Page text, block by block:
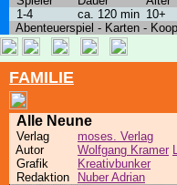
1-4
ca. 120 min 10+
Abenteuerspiel - Karten -
FAMILIE
Alle Neune
Verlag
moses. Verlag
Autor
Wolfgang Kramer
Grafik
Kreativbunker
Redaktion
Nuber Adrian